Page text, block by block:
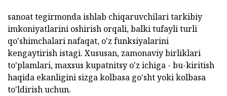
sanoat tegirmonda ishlab chiqaruvchilari tarkibiy
imkoniyatlarini oshirish orqali, balki tufayli turli
qo'shimchalari nafaqat, o'z funksiyalarini
kengaytirish istagi. Xususan, zamonaviy birliklari
to'plamlari, maxsus kupatnitsy o'z ichiga - bu-kiritish
haqida ekanligini sizga kolbasa go'sht yoki kolbasa
to'ldirish uchun.